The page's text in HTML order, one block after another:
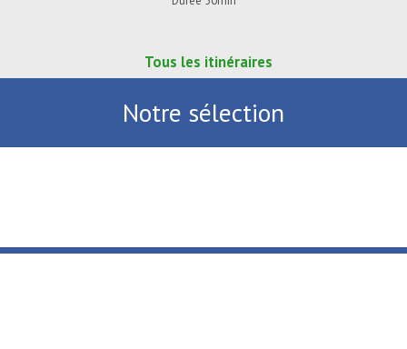
Tous les itinéraires
Notre sélection